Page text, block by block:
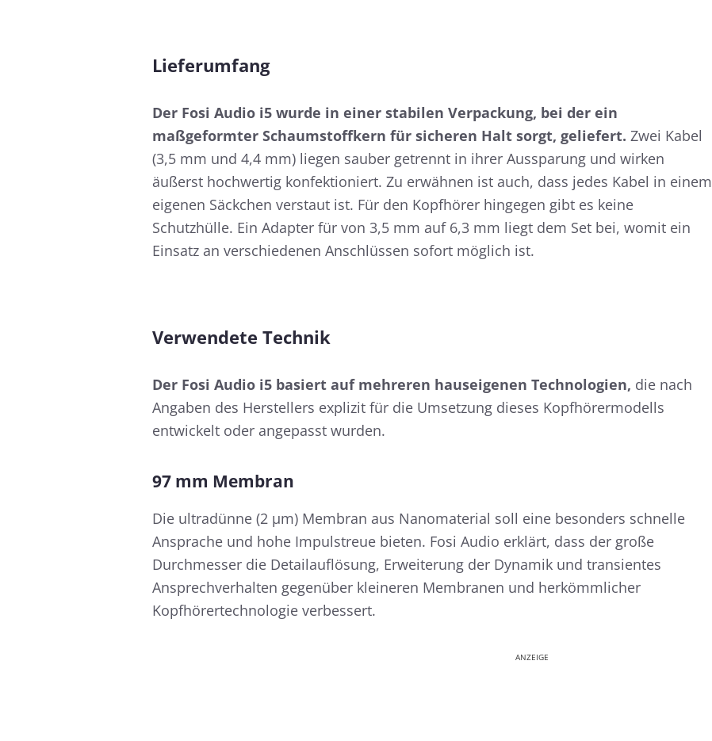
Lieferumfang
Der Fosi Audio i5 wurde in einer stabilen Verpackung, bei der ein
maßgeformter Schaumstoffkern für sicheren Halt sorgt, geliefert. Zwei Kabel
(3,5 mm und 4,4 mm) liegen sauber getrennt in ihrer Aussparung und wirken
äußerst hochwertig konfektioniert. Zu erwähnen ist auch, dass jedes Kabel in einem
eigenen Säckchen verstaut ist. Für den Kopfhörer hingegen gibt es keine
Schutzhülle. Ein Adapter für von 3,5 mm auf 6,3 mm liegt dem Set bei, womit ein
Einsatz an verschiedenen Anschlüssen sofort möglich ist.
Verwendete Technik
Der Fosi Audio i5 basiert auf mehreren hauseigenen Technologien, die nach
Angaben des Herstellers explizit für die Umsetzung dieses Kopfhörermodells
entwickelt oder angepasst wurden.
97 mm Membran
Die ultradünne (2 µm) Membran aus Nanomaterial soll eine besonders schnelle
Ansprache und hohe Impulstreue bieten. Fosi Audio erklärt, dass der große
Durchmesser die Detailauflösung, Erweiterung der Dynamik und transientes
Ansprechverhalten gegenüber kleineren Membranen und herkömmlicher
Kopfhörertechnologie verbessert.
ANZEIGE